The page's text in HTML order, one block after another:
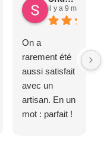
il y a 9 mois
On a
rarement été
aussi satisfait
avec un
artisan. En un
mot : parfait !